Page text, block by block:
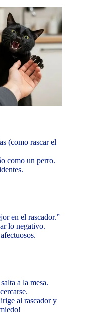
(como rascar el
como un perro.
en el rascador.”
lo negativo.
a la mesa.
al rascador y